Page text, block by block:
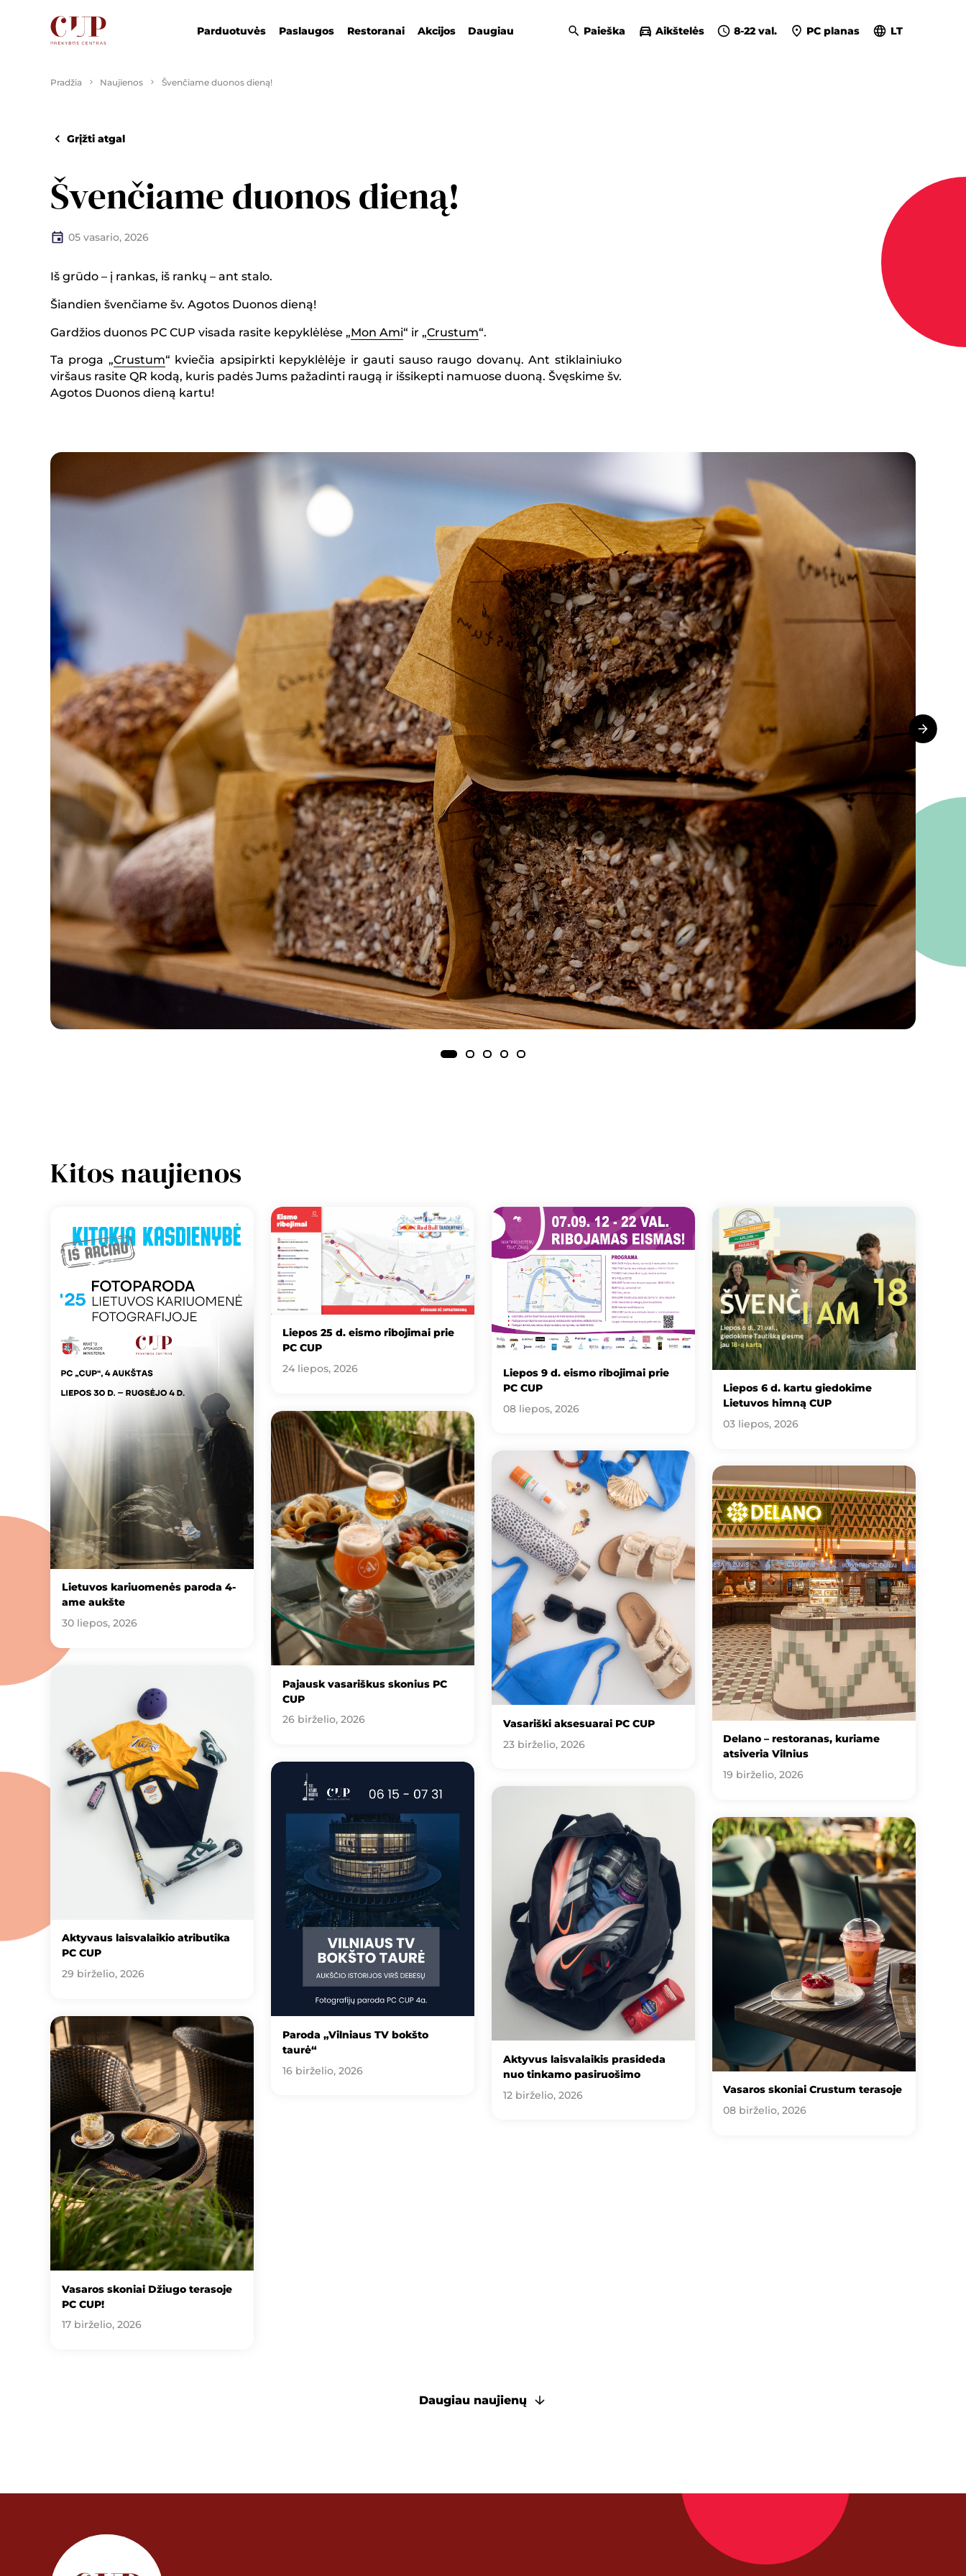
Parduotuvės Paslaugos Restoranai Akcijos Daugiau Paieška Aikštelės 8-22 val. PC planas LT
Pradžia Naujienos Švenčiame duonos dieną!
Grįžti atgal
Švenčiame duonos dieną!
05 vasario, 2026
Iš grūdo – į rankas, iš rankų – ant stalo.
Šiandien švenčiame šv. Agotos Duonos dieną!
Gardžios duonos PC CUP visada rasite kepyklėlėse „Mon Ami“ ir „Crustum“.
Ta proga „Crustum“ kviečia apsipirkti kepyklėlėje ir gauti sauso raugo dovanų. Ant stiklainiuko
viršaus rasite QR kodą, kuris padės Jums pažadinti raugą ir išsikepti namuose duoną. Švęskime šv.
Agotos Duonos dieną kartu!
Kitos naujienos
Lietuvos kariuomenės paroda 4-
ame aukšte
30 liepos, 2026
Liepos 25 d. eismo ribojimai prie
PC CUP
24 liepos, 2026
Liepos 9 d. eismo ribojimai prie
PC CUP
08 liepos, 2026
Liepos 6 d. kartu giedokime
Lietuvos himną CUP
03 liepos, 2026
Aktyvaus laisvalaikio atributika
PC CUP
29 birželio, 2026
Pajausk vasariškus skonius PC
CUP
26 birželio, 2026
Vasariški aksesuarai PC CUP
23 birželio, 2026
Delano – restoranas, kuriame
atsiveria Vilnius
19 birželio, 2026
Vasaros skoniai Džiugo terasoje
PC CUP!
17 birželio, 2026
Paroda „Vilniaus TV bokšto
taurė“
16 birželio, 2026
Aktyvus laisvalaikis prasideda
nuo tinkamo pasiruošimo
12 birželio, 2026
Vasaros skoniai Crustum terasoje
08 birželio, 2026
Daugiau naujienų